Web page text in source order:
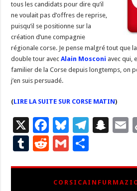
tous les candidats pour dire qu’il
ne voulait pas d’offres de reprise,
puisqu’il se positionne sur la
création d’une compagnie
régionale corse. Je pense malgré tout que
double tour avec Alain Mosconi avec qui,
familier de la Corse depuis longtemps, on
j’en suis persuadé.
(LIRE LA SUITE SUR CORSE MATIN)
X
F
ac
e
b
Bl
u
es
ky
T
gr
S
p
E
l
T
R
d
G
ai ta